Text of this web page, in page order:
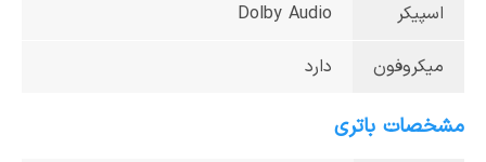
اسپیکر Dolby Audio
میکروفون دارد
مشخصات باتری